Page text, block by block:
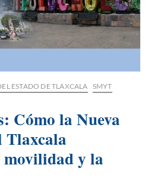
ESTADO DE TLAXCALA SMYT
Cómo la Nueva
Tlaxcala
y la